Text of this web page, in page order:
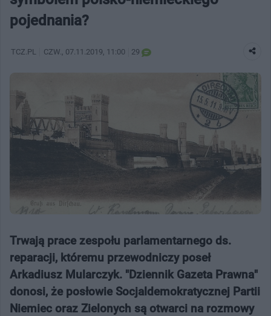
pojednania?
TCZ.PL CZW. , 07.11.2019, 11:00 29
Trwają prace zespołu parlamentarnego ds.
reparacji, któremu przewodniczy poseł
Arkadiusz Mularczyk. "Dziennik Gazeta Prawna"
donosi, że posłowie Socjaldemokratycznej Partii
Niemiec oraz Zielonych są otwarci na rozmowy